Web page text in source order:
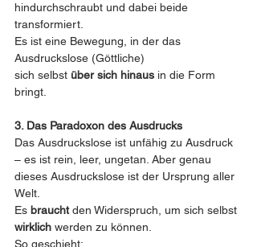
hindurchschraubt und dabei beide
transformiert.
Es ist eine Bewegung, in der das
Ausdruckslose (Göttliche)
sich selbst über sich hinaus in die Form
bringt.
3. Das Paradoxon des Ausdrucks
Das Ausdruckslose ist unfähig zu Ausdruck
– es ist rein, leer, ungetan. Aber genau
dieses Ausdruckslose ist der Ursprung aller
Welt.
Es braucht den Widerspruch, um sich selbst
wirklich werden zu können.
So geschieht: